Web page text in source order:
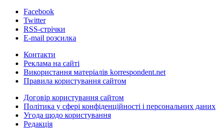
Facebook
Twitter
RSS-стрічки
E-mail розсилка
Контакти
Реклама на сайті
Використання матеріалів korrespondent.net
Правила користування сайтом
Договір користування сайтом
Політика у сфері конфіденційності і персональних даних
Угода щодо користування
Редакція